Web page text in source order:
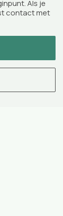
Als je
contact met